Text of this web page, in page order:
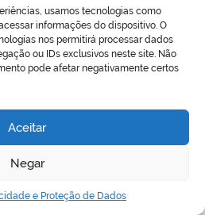
usamos tecnologias como
informações do dispositivo. O
nos permitirá processar dados
ou IDs exclusivos neste site. Não
pode afetar negativamente certos
Aceitar
Negar
e Proteção de Dados